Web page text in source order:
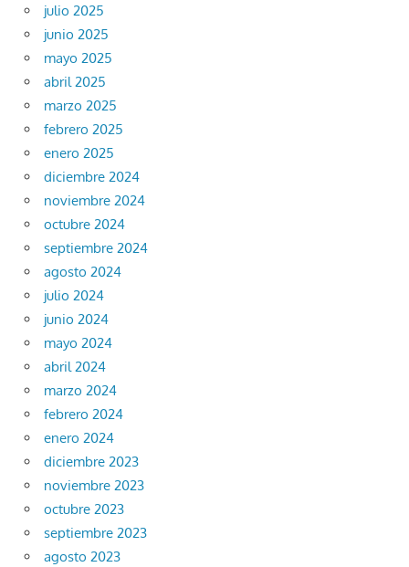
julio 2025
junio 2025
mayo 2025
abril 2025
marzo 2025
febrero 2025
enero 2025
diciembre 2024
noviembre 2024
octubre 2024
septiembre 2024
agosto 2024
julio 2024
junio 2024
mayo 2024
abril 2024
marzo 2024
febrero 2024
enero 2024
diciembre 2023
noviembre 2023
octubre 2023
septiembre 2023
agosto 2023